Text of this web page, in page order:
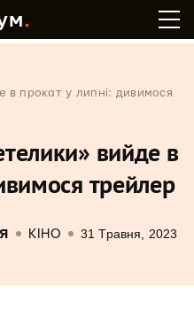
в прокат у липні: дивимося
вийде в
трейлер
КІНО 31 Травня, 2023